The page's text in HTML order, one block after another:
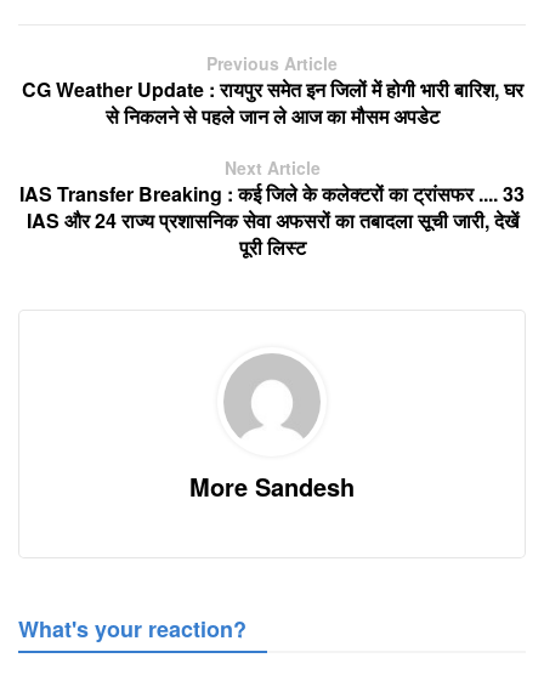
Previous Article
CG Weather Update : रायपुर समेत इन जिलों में होगी भारी बारिश, घर
से निकलने से पहले जान ले आज का मौसम अपडेट
Next Article
IAS Transfer Breaking : कई जिले के कलेक्टरों का ट्रांसफर .... 33
IAS और 24 राज्य प्रशासनिक सेवा अफसरों का तबादला सूची जारी, देखें
पूरी लिस्ट
More Sandesh
What's your reaction?